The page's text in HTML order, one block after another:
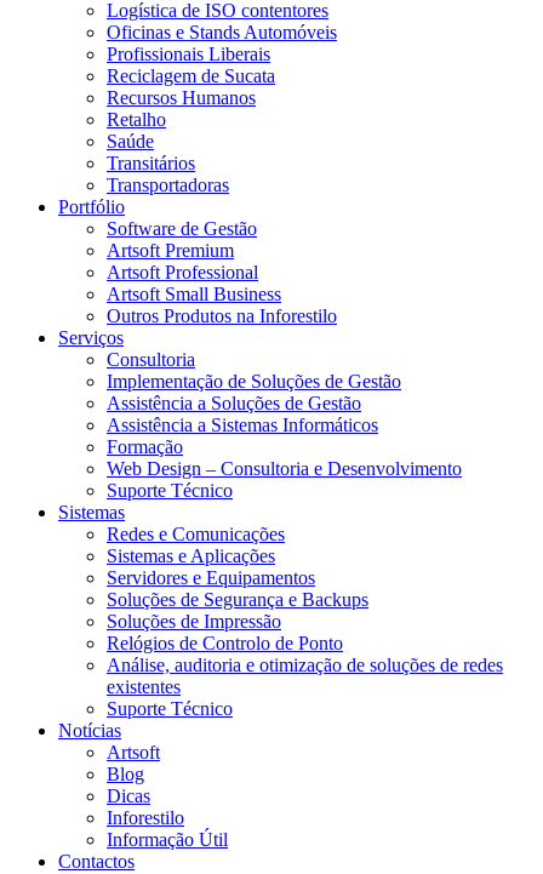
Logística de ISO contentores
Oficinas e Stands Automóveis
Profissionais Liberais
Reciclagem de Sucata
Recursos Humanos
Retalho
Saúde
Transitários
Transportadoras
Portfólio
Software de Gestão
Artsoft Premium
Artsoft Professional
Artsoft Small Business
Outros Produtos na Inforestilo
Serviços
Consultoria
Implementação de Soluções de Gestão
Assistência a Soluções de Gestão
Assistência a Sistemas Informáticos
Formação
Web Design – Consultoria e Desenvolvimento
Suporte Técnico
Sistemas
Redes e Comunicações
Sistemas e Aplicações
Servidores e Equipamentos
Soluções de Segurança e Backups
Soluções de Impressão
Relógios de Controlo de Ponto
Análise, auditoria e otimização de soluções de redes
existentes
Suporte Técnico
Notícias
Artsoft
Blog
Dicas
Inforestilo
Informação Útil
Contactos